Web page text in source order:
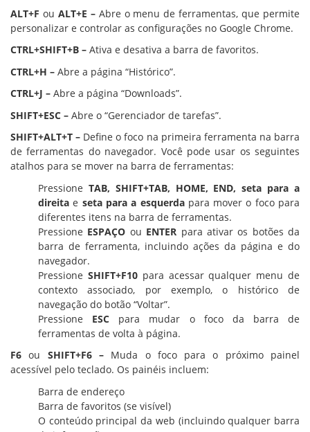
ALT+F ou ALT+E – Abre o menu de ferramentas, que permite
personalizar e controlar as configurações no Google Chrome.
CTRL+SHIFT+B – Ativa e desativa a barra de favoritos.
CTRL+H – Abre a página “Histórico”.
CTRL+J – Abre a página “Downloads”.
SHIFT+ESC – Abre o “Gerenciador de tarefas”.
SHIFT+ALT+T – Define o foco na primeira ferramenta na barra
de ferramentas do navegador. Você pode usar os seguintes
atalhos para se mover na barra de ferramentas:
Pressione TAB, SHIFT+TAB, HOME, END, seta para a
direita e seta para a esquerdapara mover o foco para
diferentes itens na barra de ferramentas.
Pressione ESPAÇO ou ENTER para ativar os botões da
barra de ferramenta, incluindo ações da página e do
navegador.
Pressione SHIFT+F10para acessar qualquer menu de
contexto associado, por exemplo, o histórico de
navegação do botão “Voltar”.
Pressione ESC para mudar o foco da barra de
ferramentas de volta à página.
F6 ou SHIFT+F6 – Muda o foco para o próximo painel
acessível pelo teclado. Os painéis incluem:
Barra de endereço
Barra de favoritos (se visível)
O conteúdo principal da web (incluindo qualquer barra